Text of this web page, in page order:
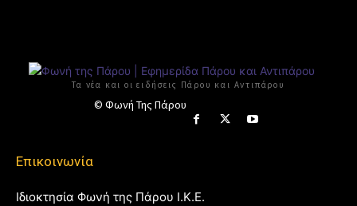
Τα νέα και οι ειδήσεις Πάρου και Αντιπάρου
© Φωνή Της Πάρου
Επικοινωνία
Ιδιοκτησία Φωνή της Πάρου Ι.Κ.Ε.